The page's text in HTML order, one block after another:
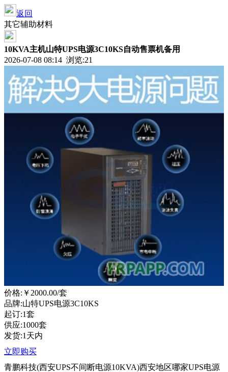
返回
其它辅助材料
10KVA主机山特UPS电源3C10KS自动售票机备用
2026-07-08 08:14 浏览:21
价格: ￥2000.00/套
品牌:山特UPS电源3C10KS
起订:1套
供应:1000套
发货:1天内
立即购买
青鹏科技(西安UPS不间断电源10KVA)西安地区哪家UPS电源